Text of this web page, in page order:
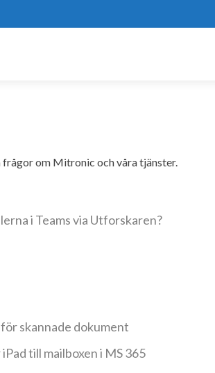
frågor om Mitronic och våra tjänster.
i Teams via Utforskaren?
skannade dokument
till mailboxen i MS 365